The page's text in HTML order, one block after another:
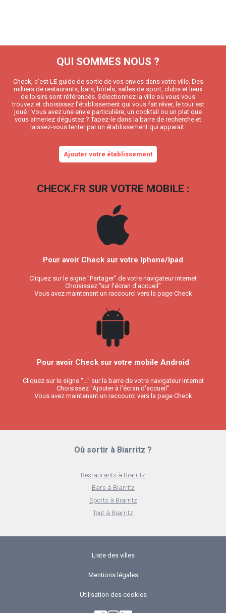
QUI SOMMES NOUS ?
Check, c’est LE guide de sortie de vos envies dans votre ville. Des
milliers de restaurants, bars, hôtels, salles de sport, clubs et lieux
de loisirs sont référencés. Sélectionnez la ville où vous vous
trouvez et choisissez l’établissement qui vous fait rêver, le tour est
joué ! Vous avez une envie particulière, un cocktail ou un plat que
vous aimeriez dégustez ? Tapez-le dans la barre de recherche et
laissez-vous tenter par un établissement qui apparait.
Ajouter votre établissement
CHECK.FR SUR VOTRE MOBILE :
Pour avoir Check sur votre Iphone/Ipad
Cliquez sur le signe "Partager" de votre navigateur internet
Choisissez "sur l'écran d'accueil"
Vous avez maintenant un raccourci vers la page Check
Pour avoir Check sur votre mobile Android
Cliquez sur le signe "..." sur la barre de votre navigateur internet
Choisissez "Ajouter à l'écran d'accueil"
Vous avez maintenant un raccourci vers la page Check
Où sortir à Biarritz ?
Restaurants à Biarritz
Bars à Biarritz
Sports à Biarritz
Tout à Biarritz
Liste des villes
Mentions légales
Utilisation des cookies